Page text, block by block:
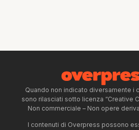
Quando non indicato diversamente i
sono rilasciati sotto licenza “Creative
Non commerciale – Non opere
I contenuti di Overpress possono